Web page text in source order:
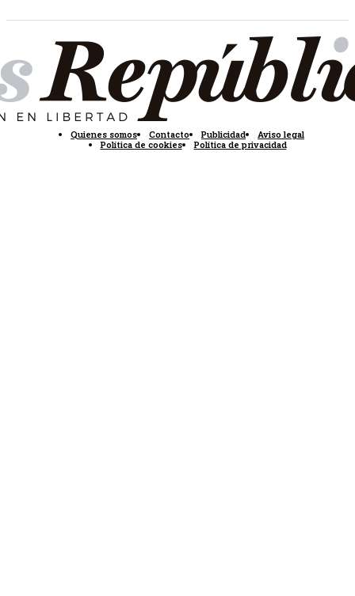
Quienes somos Contacto Publicidad
Aviso legal
Política de cookies
Política de privacidad